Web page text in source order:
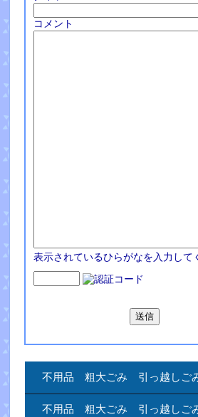
コメント
表示されているひらがなを入力して
不用品 粗大ごみ 引っ越しご
不用品 粗大ごみ 引っ越しご